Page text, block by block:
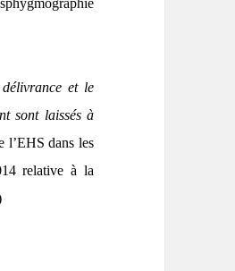
et le
sont laissés à
l’EHS dans les
relative à la